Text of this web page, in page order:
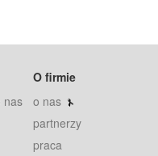
nas
O firmie
o nas
partnerzy
praca